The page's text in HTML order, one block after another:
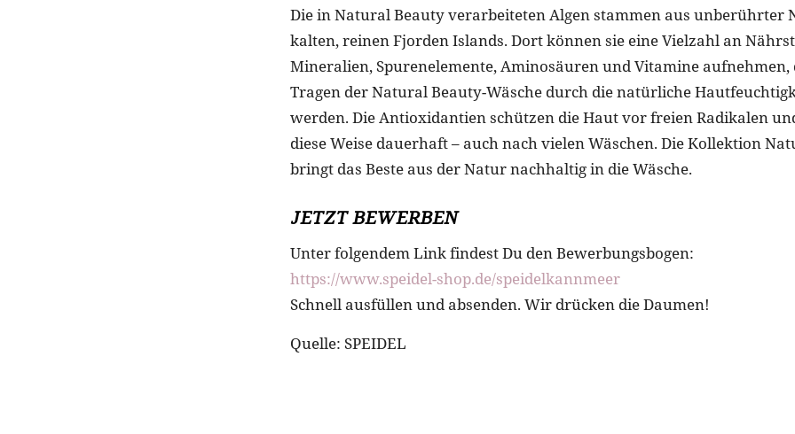
Die in Natural Beauty verarbeiteten Algen stammen aus unberührter
kalten, reinen Fjorden Islands. Dort können sie eine Vielzahl an
Mineralien, Spurenelemente, Aminosäuren und Vitamine aufnehmen,
Tragen der Natural Beauty-Wäsche durch die natürliche
werden. Die Antioxidantien schützen die Haut vor freien Radikalen
diese Weise dauerhaft – auch nach vielen Wäschen. Die Kollektion
bringt das Beste aus der Natur nachhaltig in die Wäsche.
JETZT BEWERBEN
Unter folgendem Link findest Du den Bewerbungsbogen:
https://www.speidel-shop.de/speidelkannmeer
Schnell ausfüllen und absenden. Wir drücken die Daumen!
Quelle: SPEIDEL